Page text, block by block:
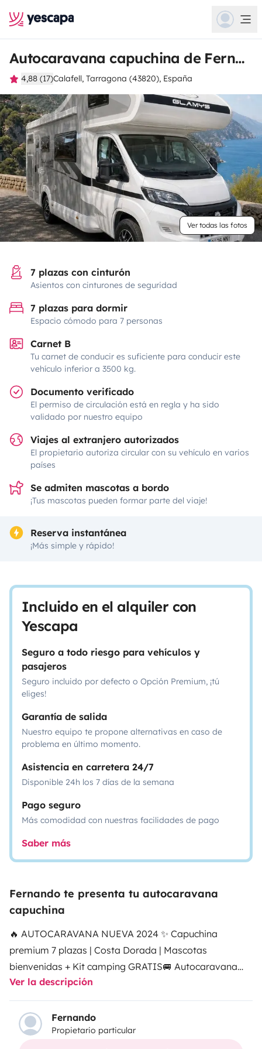
Autocaravana capuchina de Fernando
4,88 (17)Calafell, Tarragona (43820), España
Ver todas las fotos
7 plazas con cinturón
Asientos con cinturones de seguridad
7 plazas para dormir
Espacio cómodo para 7 personas
Carnet B
Tu carnet de conducir es suficiente para conducir este
vehículo inferior a 3500 kg.
Documento verificado
El permiso de circulación está en regla y ha sido
validado por nuestro equipo
Viajes al extranjero autorizados
El propietario autoriza circular con su vehículo en varios
países
Se admiten mascotas a bordo
¡Tus mascotas pueden formar parte del viaje!
Reserva instantánea
¡Más simple y rápido!
Incluido en el alquiler con
Yescapa
Seguro a todo riesgo para vehículos y
pasajeros
Seguro incluido por defecto o Opción Premium, ¡tú
eliges!
Garantía de salida
Nuestro equipo te propone alternativas en caso de
problema en último momento.
Asistencia en carretera 24/7
Disponible 24h los 7 días de la semana
Pago seguro
Más comodidad con nuestras facilidades de pago
Saber más
Fernando te presenta tu autocaravana
capuchina
🔥 AUTOCARAVANA NUEVA 2024 ✨ Capuchina
premium 7 plazas | Costa Dorada | Mascotas
bienvenidas + Kit camping GRATIS🚐 Autocaravana
McLouis GLAMYS 322 (2024) – ¡Estrena tus vacaciones
con una caravana NUEVA en Calafell!✨ Modelo
capuchina del año 2024, amplia y de gama alta,
perfecta para familias y grupos de hasta 7 personas.
Ver la descripción
Fernando
Propietario particular